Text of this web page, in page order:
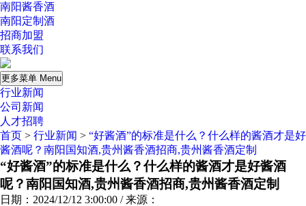
南阳酱香酒
南阳定制酒
招商加盟
联系我们
更多菜单 Menu
行业新闻
公司新闻
人才招聘
首页 > 行业新闻 > “好酱酒”的标准是什么？什么样的酱酒才是好
酱酒呢？南阳国知酒,贵州酱香酒招商,贵州酱香酒定制
“好酱酒”的标准是什么？什么样的酱酒才是好酱酒
呢？南阳国知酒,贵州酱香酒招商,贵州酱香酒定制
日期：2024/12/12 3:00:00 / 来源：